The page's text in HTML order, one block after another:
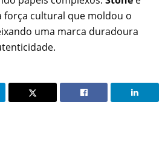
força cultural que moldou o
uma marca duradoura